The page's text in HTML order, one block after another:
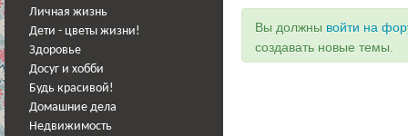
Личная жизнь
Дети - цветы жизни!
Здоровье
Досуг и хобби
Будь красивой!
Домашние дела
Недвижимость
Вы должны войти на
создавать новые темы.